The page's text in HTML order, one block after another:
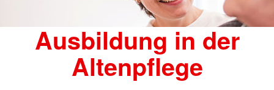
Ausbildung in der
Altenpflege